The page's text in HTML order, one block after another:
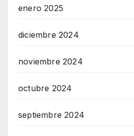
enero 2025
diciembre 2024
noviembre 2024
octubre 2024
septiembre 2024